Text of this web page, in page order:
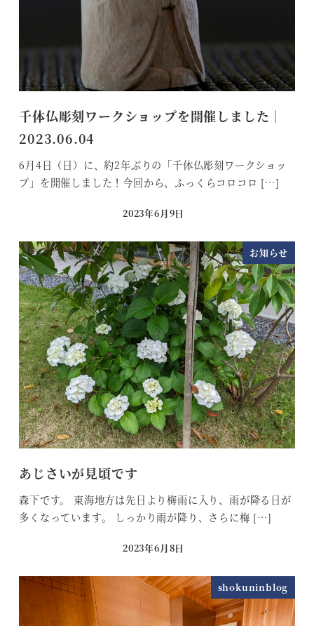
千体仏彫刻ワークショップを開催しました｜
2023.06.04
6月4日（日）に、約2年ぶりの「千体仏彫刻ワークショッ
プ」を開催しました！今回から、ふっくらコロコロ […]
投稿日
2023年6月9日
お知らせ
あじさいが見頃です
森下です。 東海地方は先日より梅雨に入り、雨が降る日が
多くなっています。 しっかり雨が降り、さらに梅 […]
投稿日
2023年6月8日
shokuninblog